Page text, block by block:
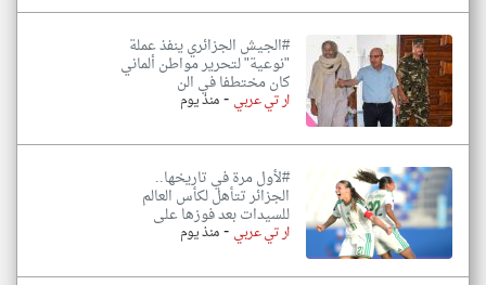
#الجيش الجزائري ينفذ عملة
"نوعية" لتحرير مواطن ألماني
كان مختطفا في الن
ار تي عربي -منذ يوم
#لأول مرة في تاريخها..
الجزائر تتأهل لكأس العالم
للسيدات بعد فوزها على
ار تي عربي -منذ يوم